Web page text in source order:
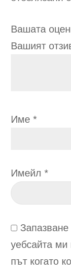
Вашата
Вашият
Име*
Имейл*
уебсайта
път когато